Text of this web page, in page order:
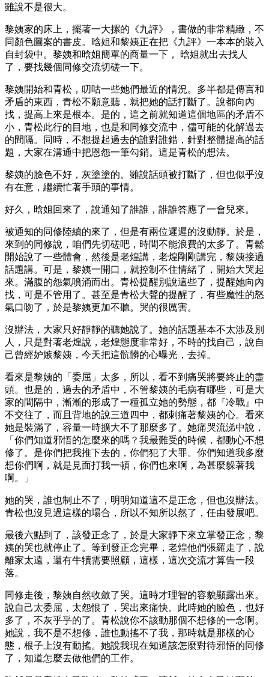
雖說不是很大。
黎姨家的床上，擺著一大摞的《九評》，書做的非常精緻，不
同顏色圖案的書皮。晗姐和黎姨正在把《九評》一本本的裝入
自封袋中。黎姨和晗姐簡單的商量一下， 晗姐就出去找人
了，要找幾個同修交流切磋一下。
黎姨開始和青松，叨咕一些她們最近的情況。多半都是傳言和
矛盾的東西，青松不願意聽，就把她的話打斷了。說都向內
找，提高上來是根本。是的，這之前就知道這個地區的矛盾不
小，青松此行的目地，也是和同修交流中，儘可能的化解過去
的間隔。同時，不想提起過去的誰對誰錯，針對整體提高的話
題，大家在溝通中把恩怨一筆勾銷。這是青松的想法。
黎姨的臉色不好，灰塗塗的。雖說話頭被打斷了，但也似乎沒
有在意，繼續忙著手頭的事情。
好久，晗姐回來了，說通知了誰誰，誰誰答應了一會兒來。
被通知的同修陸續的來了，但是有兩位遲遲的沒動靜。於是，
來到的同修說，咱們先切磋吧，時間不能浪費的太多了。青鬆
開始說了一些體會，然後是老煌講，老煌剛剛講完，黎姨接過
話題講。可是，黎姨一開口，就控制不住情緒了，開始大哭起
來。滿腹的怨氣噴涌而出。青松提醒別說這些了，提醒她向內
找，可是不管用了。甚至是青松大聲的提醒了，有些魔性的怒
氣口吻了，於是黎姨更加不聽。哭的很厲害。
沒辦法，大家只好靜靜的聽她說了。她的話題基本不太涉及別
人，只是對著老煌說，老煌態度非常好，不時的找自己，說自
己曾經妒嫉黎姨，今天把這骯髒的心曝光，去掉。
看來是黎姨的「委屈」太多，所以，看不到痛哭將要終止的盡
頭。也是的，過去的矛盾中，不管黎姨的毛病有哪些，可是大
家的間隔中，漸漸的形成了一種孤立她的勢態，都『冷戰』中
不交往了，而且背地的說三道四中，都刺痛著黎姨的心。看來
她是裝滿了，容量一時擴大不了那麼多了。她痛哭流涕中說，
「你們知道邪悟的怎麼來的嗎？我最難受的時候，都動心不想
修了。是你們把我推下去的，你們犯了大罪。你們知道我多麼
想你們啊，就是見面打我一頓，你們也來啊，為甚麼躲著我
啊。」
她的哭，誰也制止不了，明明知道這不是正念，但也沒辦法。
青松也沒見過這樣的場合，所以不知所以然了，任由發展吧。
最後六點到了，該發正念了，於是大家靜下來立掌發正念，黎
姨的哭也就停止了。等到發正念完畢，老煌他們張羅走了，說
離家太遠，還有牛犢需要照顧，這樣，這次交流才算告一段
落。
同修走後，黎姨自然收斂了哭。這時才理智的容貌顯露出來。
說自己太委屈，太怨恨了，哭出來痛快。此時她的臉色，也好
多了，不灰乎乎的了。青松說你不該動那個不想修的一念啊。
她說，我不是不想修，誰也動搖不了我，那時就是那樣的心
態，根子上沒有動搖。她說我現在知道該怎麼對待邪悟的同修
了，知道怎麼去做他們的工作。